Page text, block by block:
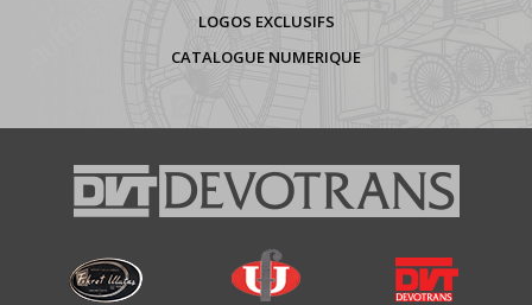
LOGOS EXCLUSIFS
CATALOGUE NUMERIQUE